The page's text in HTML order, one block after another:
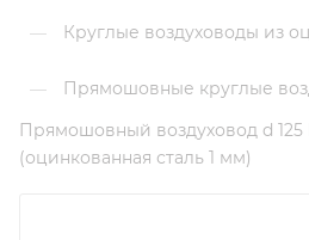
— Круглые воздуховоды из
— Прямошовные круглые
Прямошовный воздуховод d 125
(оцинкованная сталь 1 мм)